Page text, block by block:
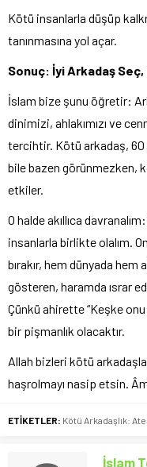
Kötü insanlarla düşüp
tanınmasına yol açar.
Sonuç: İyi Arkadaş Seç,
İslam bize şunu öğretir:
dinimizi, ahlakımızı ve
tercihtir. Kötü arkadaş,
bile bazen görünmezken,
etkiler.
O halde akıllıca
insanlarla birlikte olalım.
bırakır, hem dünyada
gösteren, haramda ısrar
Çünkü ahirette “Keşke
bir pişmanlık olacaktır.
Allah bizleri kötü
haşrolmayı nasip etsin.
ETİKETLER: Kötü Arkadaşlık:
İslam